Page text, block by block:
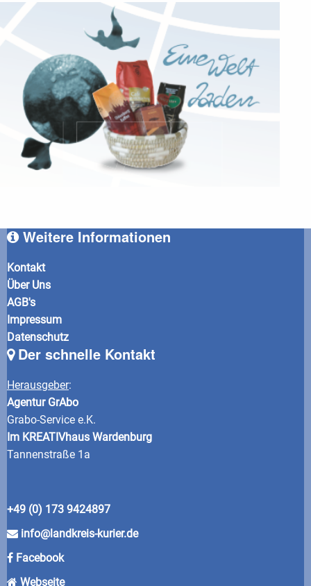
Weitere Informationen
Kontakt
Über Uns
AGB's
Impressum
Datenschutz
Der schnelle Kontakt
Herausgeber:
Agentur GrAbo
Grabo-Service e.K.
Im KREATIVhaus Wardenburg
Tannenstraße 1a
+49 (0) 173 9424897
info@landkreis-kurier.de
Facebook
Webseite